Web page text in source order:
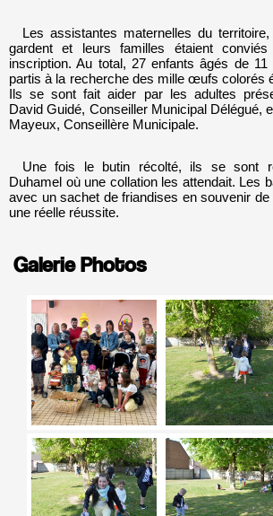
Les assistantes maternelles du territoire,
gardent et leurs familles étaient conviés
inscription. Au total, 27 enfants âgés de
partis à la recherche des mille œufs colorés
Ils se sont fait aider par les adultes
David Guidé, Conseiller Municipal Délégué,
Mayeux, Conseillère Municipale.
Une fois le butin récolté, ils se sont
Duhamel où une collation les attendait. Les
avec un sachet de friandises en souvenir
une réelle réussite.
Galerie Photos